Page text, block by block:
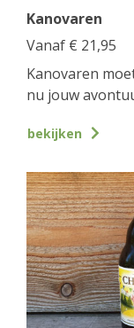
Kanovaren
Vanaf € 21,95
Kanovaren
nu jouw
bekijken